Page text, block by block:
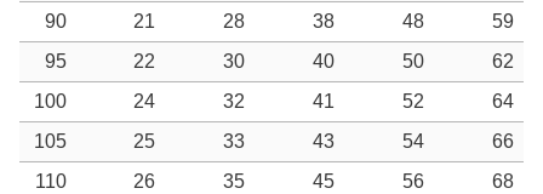
90
21 28 38 48
59
95
22 30 40 50
62
100
24 32 41 52
64
105
25 33 43 54
66
110
26 35 45 56
68